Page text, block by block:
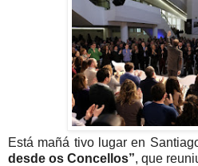
Está mañá tivo lugar en
desde os Concellos”, que